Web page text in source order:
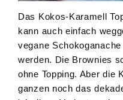
Das Kokos-Karamell
kann auch einfach
vegane
werden. Die Brownies
ohne Topping. Aber die
ganzen noch das